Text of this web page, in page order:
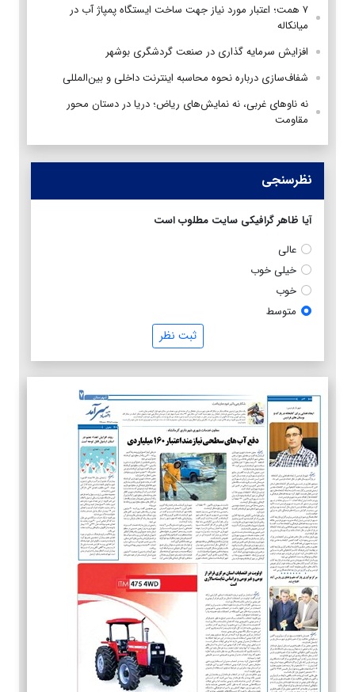
۷ همت؛ اعتبار مورد نیاز جهت ساخت ایستگاه پمپاژ آب در
میانکاله
افزایش سرمایه گذاری در صنعت گردشگری بوشهر
شفاف‌سازی درباره نحوه محاسبه اینترنت داخلی و بین‌المللی
نه ناوهای غربی، نه نمایش‌های ریاض؛ دریا در دستان محور
مقاومت
نظرسنجی
آیا ظاهر گرافیکی سایت مطلوب است
عالی
خیلی خوب
خوب
متوسط
ثبت نظر